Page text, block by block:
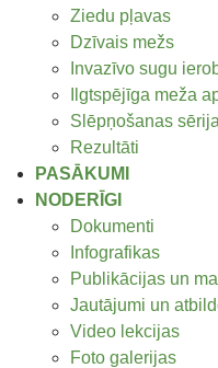
Ziedu pļavas
Dzīvais mežs
Invazīvo sugu
Ilgtspējīga meža
Slēpņošanas sērija
Rezultāti
PASĀKUMI
NODERĪGI
Dokumenti
Infografikas
Publikācijas un
Jautājumi un
Video lekcijas
Foto galerijas